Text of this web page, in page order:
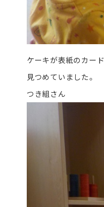
ケーキが表紙のカー
見つめていました。
つき組さん